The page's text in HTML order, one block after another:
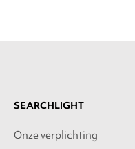
SEARCHLIGHT
Onze verplichting